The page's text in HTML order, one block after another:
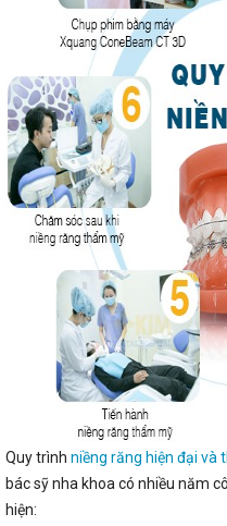
Quy trình niềng răng hiện đại và
bác sỹ nha khoa có nhiều năm
hiện: